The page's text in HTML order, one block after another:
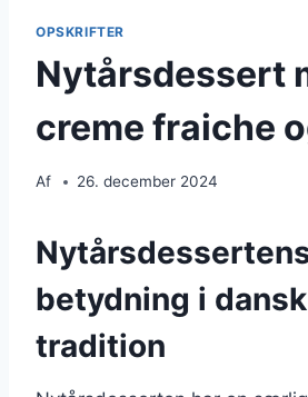
OPSKRIFTER
Nytårsdessert
creme fraiche
Af 26. december 2024
betydning i
tradition